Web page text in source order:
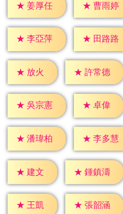
★ 姜厚任 ★ 曹雨婷
★ 李亞萍 ★ 田路路
★ 放火 ★ 許常德
★ 吳宗憲 ★ 卓偉
★ 潘瑋柏 ★ 李多慧
★ 建文 ★ 鍾鎮濤
★ 王凱 ★ 張韶涵